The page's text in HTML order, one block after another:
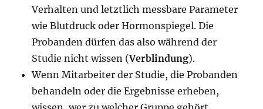
Verhalten und letztlich messbare Parameter
wie Blutdruck oder Hormonspiegel. Die
Probanden dürfen das also während der
Studie nicht wissen (Verblindung).
Wenn Mitarbeiter der Studie, die Probanden
behandeln oder die Ergebnisse erheben,